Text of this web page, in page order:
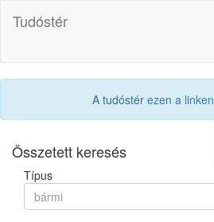
Tudóstér
A tudóstér ezen a linken
Összetett keresés
Típus
bármi